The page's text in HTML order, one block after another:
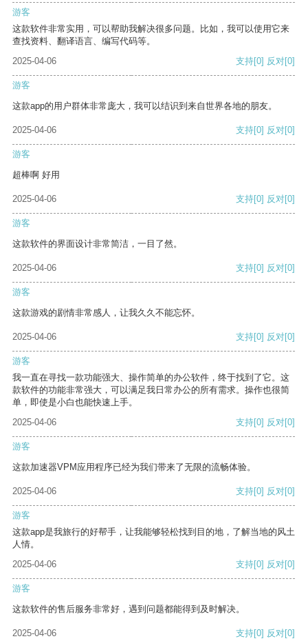
游客
这款软件非常实用，可以帮助我解决很多问题。比如，我可以使用它来
查找资料、翻译语言、编写代码等。
2025-04-06
支持[0] 反对[0]
游客
这款app的用户群体非常庞大，我可以结识到来自世界各地的朋友。
2025-04-06 支持[0] 反对[0]
游客
超棒啊 好用
2025-04-06 支持[0] 反对[0]
游客
这款软件的界面设计非常简洁，一目了然。
2025-04-06 支持[0] 反对[0]
游客
这款游戏的剧情非常感人，让我久久不能忘怀。
2025-04-06 支持[0] 反对[0]
游客
我一直在寻找一款功能强大、操作简单的办公软件，终于找到了它。这
款软件的功能非常强大，可以满足我日常办公的所有需求。操作也很简
单，即使是小白也能快速上手。
2025-04-06
支持[0] 反对[0]
游客
这款加速器VPM应用程序已经为我们带来了无限的流畅体验。
2025-04-06 支持[0] 反对[0]
游客
这款app是我旅行的好帮手，让我能够轻松找到目的地，了解当地的风土
人情。
2025-04-06
支持[0] 反对[0]
游客
这款软件的售后服务非常好，遇到问题都能得到及时解决。
2025-04-06 支持[0] 反对[0]